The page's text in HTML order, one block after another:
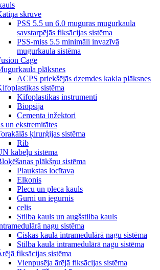
skrūve
PSS 5.5 un 6.0 muguras mugurkaula
savstarpējās fiksācijas sistēma
PSS-miss 5.5 minimāli invazīvā
mugurkaula sistēma
Cage
plāksnes
ACPS priekšējās dzemdes kakla plāksnes
sistēma
Kifoplastikas instrumenti
Biopsija
Cementa inžektori
un ekstremitātes
ķirurģijas sistēma
Rib
kabeļu sistēma
plākšņu sistēma
Plaukstas locītava
Elkonis
Plecu un pleca kauls
Gurni un iegurnis
celis
Stilba kauls un augšstilba kauls
nagu sistēma
Ciskas kaula intramedulārā nagu sistēma
Stilba kaula intramedulārā nagu sistēma
fiksācijas sistēma
Vienpusēja ārējā fiksācijas sistēma